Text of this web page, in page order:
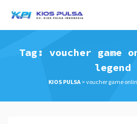
Tag: voucher game
legend
KIOS PULSA> voucher game